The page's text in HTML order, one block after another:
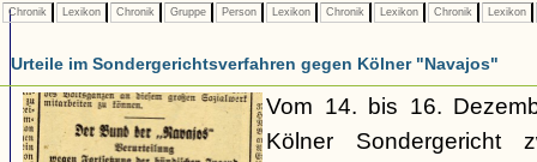
Chronik Lexikon Chronik Gruppe Person Lexikon Chronik Lexikon Chronik Lexikon
Urteile im Sondergerichtsverfahren gegen Kölner "Navajos"
Vom 14. bis 16.
Kölner Sondergericht